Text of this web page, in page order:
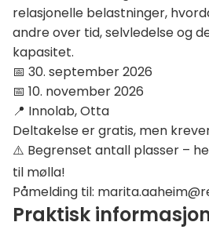
relasjonelle belastninger,
andre over tid, selvledelse og
kapasitet.
📅 30. september 2026
📅 10. november 2026
📍 Innolab, Otta
Deltakelse er gratis, men
⚠️ Begrenset antall plasser –
til mølla!
Påmelding til:
Praktisk